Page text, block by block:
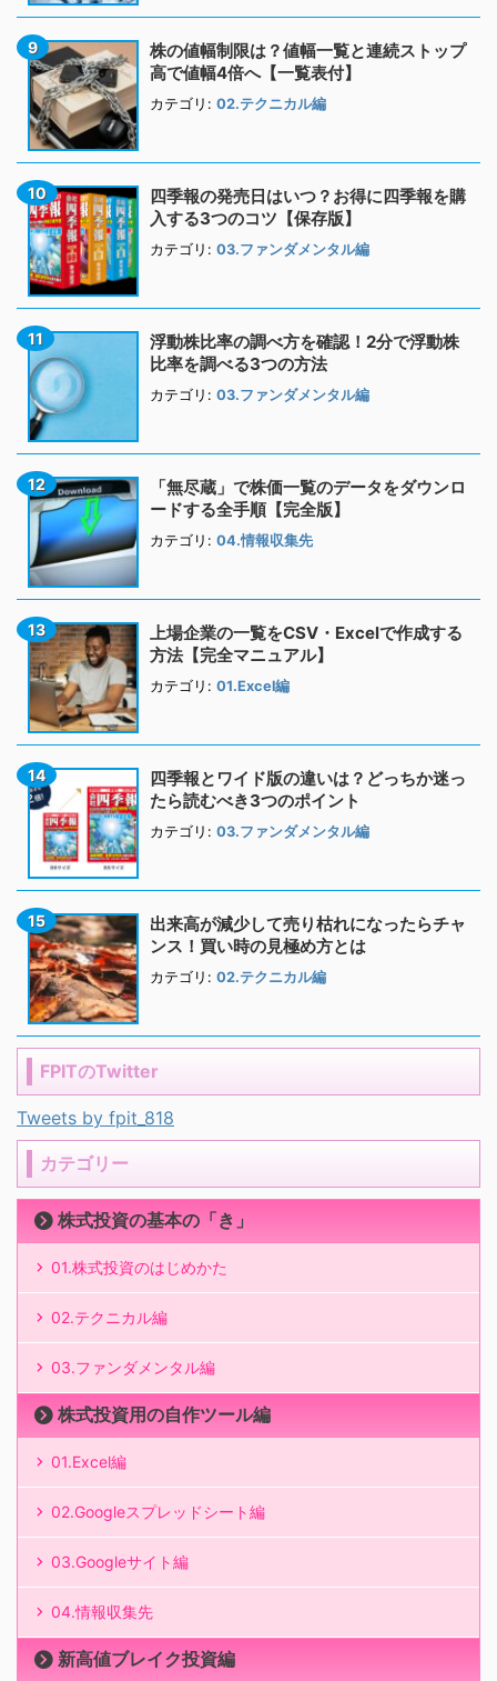
株の値幅制限は？値幅一覧と連続ストップ
高で値幅4倍へ【一覧表付】
カテゴリ: 02.テクニカル編
四季報の発売日はいつ？お得に四季報を購
入する3つのコツ【保存版】
カテゴリ: 03.ファンダメンタル編
浮動株比率の調べ方を確認！2分で浮動株
比率を調べる3つの方法
カテゴリ: 03.ファンダメンタル編
「無尽蔵」で株価一覧のデータをダウンロ
ードする全手順【完全版】
カテゴリ: 04.情報収集先
上場企業の一覧をCSV・Excelで作成する
方法【完全マニュアル】
カテゴリ: 01.Excel編
四季報とワイド版の違いは？どっちか迷っ
たら読むべき3つのポイント
カテゴリ: 03.ファンダメンタル編
出来高が減少して売り枯れになったらチャ
ンス！買い時の見極め方とは
カテゴリ: 02.テクニカル編
FPITのTwitter
Tweets by fpit_818
カテゴリー
株式投資の基本の「き」
01.株式投資のはじめかた
02.テクニカル編
03.ファンダメンタル編
株式投資用の自作ツール編
01.Excel編
02.Googleスプレッドシート編
03.Googleサイト編
04.情報収集先
新高値ブレイク投資編